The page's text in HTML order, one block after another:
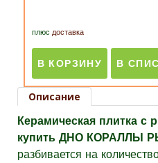
плюс доставка
Описание
Керамическая плитка с
купить ДНО КОРАЛЛЫ
разбивается на